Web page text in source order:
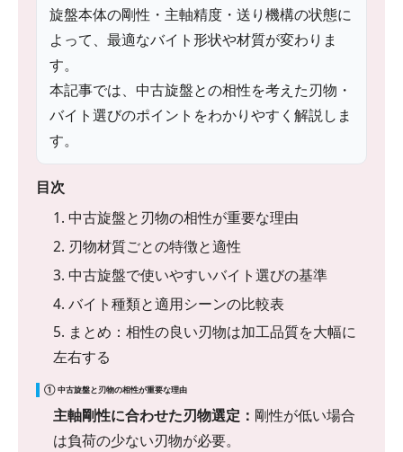
旋盤本体の剛性・主軸精度・送り機構の状態に
よって、最適なバイト形状や材質が変わりま
す。
本記事では、中古旋盤との相性を考えた刃物・
バイト選びのポイントをわかりやすく解説しま
す。
目次
1. 中古旋盤と刃物の相性が重要な理由
2. 刃物材質ごとの特徴と適性
3. 中古旋盤で使いやすいバイト選びの基準
4. バイト種類と適用シーンの比較表
5. まとめ：相性の良い刃物は加工品質を大幅に
左右する
① 中古旋盤と刃物の相性が重要な理由
主軸剛性に合わせた刃物選定： 剛性が低い場合
は負荷の少ない刃物が必要。